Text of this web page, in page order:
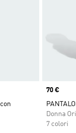
Price
70 €
Donna
7 colori